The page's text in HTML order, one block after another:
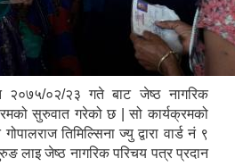
२०७५/०२/२३ गते बाट जेष्ठ नागरिक
सुरुवात गरेको छ | सो कार्यक्रमको
तिमिल्सिना ज्यु द्वारा वार्ड नं ९
लाइ जेष्ठ नागरिक परिचय पत्र प्रदान